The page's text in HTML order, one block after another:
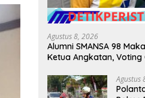
Agustus 8, 2026
Alumni SMANSA 98
Ketua Angkatan, Voting
Agustus